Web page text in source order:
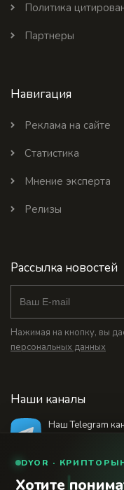
Политика
Партнеры
Навигация
Реклама на сайте
Статистика
Мнение эксперта
Релизы
Рассылка новостей
Нажимая на кнопку, вы
персональных данных
Наши каналы
Наш Telegram
© 2026
DYOR ·
Хотите